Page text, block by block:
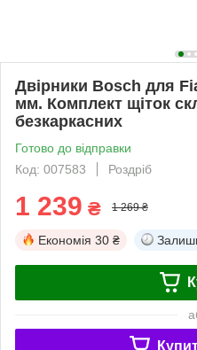
Двірники Bosch для
мм. Комплект щіток
безкаркасних
Готово до відправки
Код: 007583
Роздріб
1 239 ₴ 1 269 ₴
Економія 30 ₴